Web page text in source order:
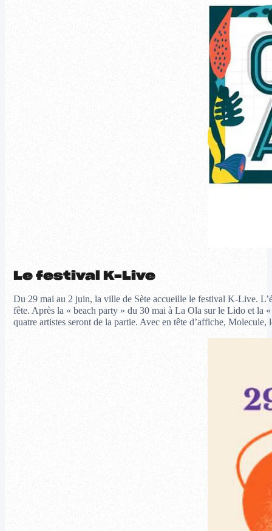
Le festival K-Live
Du 29 mai au 2 juin, la ville de Sète accueille le festival K-Live.
fête. Après la « beach party » du 30 mai à La Ola sur le Lido et la
quatre artistes seront de la partie. Avec en tête d’affiche,